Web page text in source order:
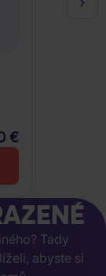
€
Tady
abyste si